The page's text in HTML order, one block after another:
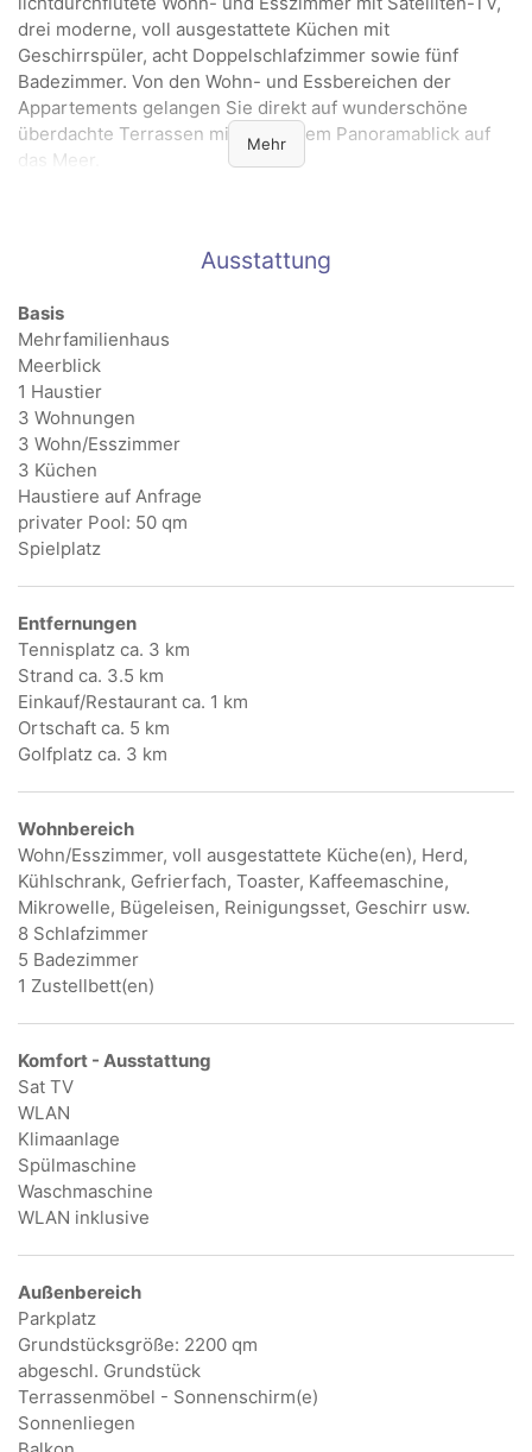
drei moderne, voll ausgestattete Küchen mit
Geschirrspüler, acht Doppelschlafzimmer sowie fünf
Badezimmer. Von den Wohn- und Essbereichen der
Appartements gelangen Sie direkt auf wunderschöne
überdachte Terrassen mit herrlichem Panoramablick auf
das Meer.
Mehr
abgeschlossenen Grundstück und bietet mehrere Chill-
großzügige Sonnenterrasse sowie ein großes privates
Schwimmbad. Parkplätze stehen Ihnen auf dem
Grundstück zur Verfügung.
Dieses exklusiv renovierte Ferienhaus an der Badebucht
Cala Canyelles vereint Privatsphäre, stilvolles Ambiente
und einen traumhaften Blick auf das Mittelmeer zu einem
einzigartigen Urlaubserlebnis für Familien und Freunde.
Ausstattung
Basis
Mehrfamilienhaus
Meerblick
1 Haustier
3 Wohnungen
3 Wohn/Esszimmer
3 Küchen
Haustiere auf Anfrage
privater Pool: 50 qm
Spielplatz
Entfernungen
Tennisplatz ca. 3 km
Strand ca. 3.5 km
Einkauf/Restaurant ca. 1 km
Ortschaft ca. 5 km
Golfplatz ca. 3 km
Wohnbereich
Wohn/Esszimmer, voll ausgestattete Küche(en), Herd,
Kühlschrank, Gefrierfach, Toaster, Kaffeemaschine,
Mikrowelle, Bügeleisen, Reinigungsset, Geschirr usw.
8 Schlafzimmer
5 Badezimmer
1 Zustellbett(en)
Komfort - Ausstattung
Sat TV
WLAN
Klimaanlage
Spülmaschine
Waschmaschine
WLAN inklusive
Außenbereich
Parkplatz
Grundstücksgröße: 2200 qm
abgeschl. Grundstück
Terrassenmöbel - Sonnenschirm(e)
Sonnenliegen